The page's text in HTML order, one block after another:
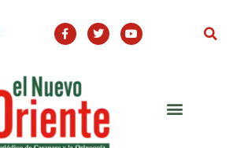
F
a
c
o
o
-
T
w
i
Y
o
u